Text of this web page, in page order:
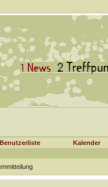
Benutzerliste Kalender